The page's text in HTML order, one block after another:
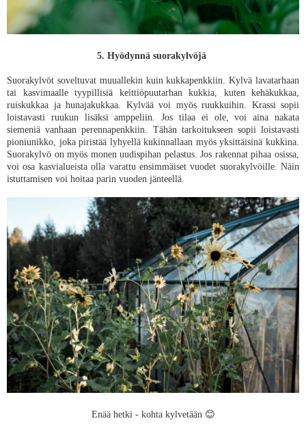
5. Hyödynnä suorakylvöjä
Suorakylvöt soveltuvat muuallekin kuin kukkapenkkiin. Kylvä lavatarhaan
tai kasvimaalle tyypillisiä keittiöpuutarhan kukkia, kuten kehäkukkaa,
ruiskukkaa ja hunajakukkaa. Kylvää voi myös ruukkuihin. Krassi sopii
loistavasti ruukun lisäksi amppeliin. Jos tilaa ei ole, voi aina nakata
siemeniä vanhaan perennapenkkiin. Tähän tarkoitukseen sopii loistavasti
pioniunikko, joka piristää lyhyellä kukinnallaan myös yksittäisinä kukkina.
Suorakylvö on myös monen uudispihan pelastus. Jos rakennat pihaa osissa,
voi osa kasvialueista olla varattu ensimmäiset vuodet suorakylvöille. Näin
istuttamisen voi hoitaa parin vuoden jänteellä.
Enää hetki - kohta kylvetään 😊